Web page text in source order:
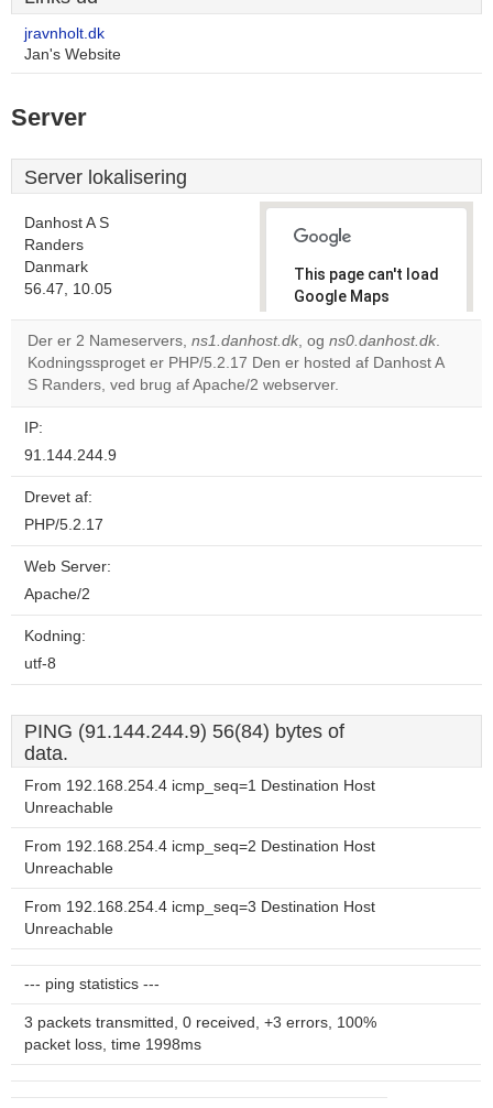
jravnholt.dk
Jan's Website
Server
Server lokalisering
Danhost A S
Randers
Danmark
56.47, 10.05
This page can't load
Google Maps
correctly.
Do you
own this
Der er 2 Nameservers, ns1.danhost.dk, og ns0.danhost.dk.
Kodningssproget er PHP/5.2.17 Den er hosted af Danhost A
S Randers, ved brug af Apache/2 webserver.
IP:
91.144.244.9
Drevet af:
PHP/5.2.17
Web Server:
Apache/2
Kodning:
utf-8
PING (91.144.244.9) 56(84) bytes of
data.
From 192.168.254.4 icmp_seq=1 Destination Host
Unreachable
From 192.168.254.4 icmp_seq=2 Destination Host
Unreachable
From 192.168.254.4 icmp_seq=3 Destination Host
Unreachable
--- ping statistics ---
3 packets transmitted, 0 received, +3 errors, 100%
packet loss, time 1998ms